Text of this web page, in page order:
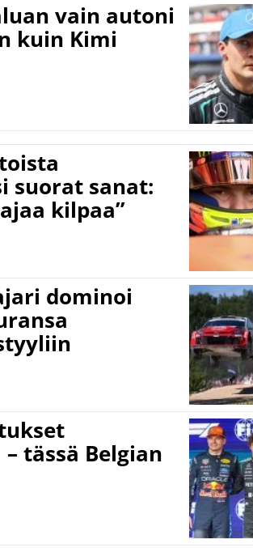
vain autoni
kuin Kimi
suorat sanat:
kilpaa”
dominoi
tässä Belgian